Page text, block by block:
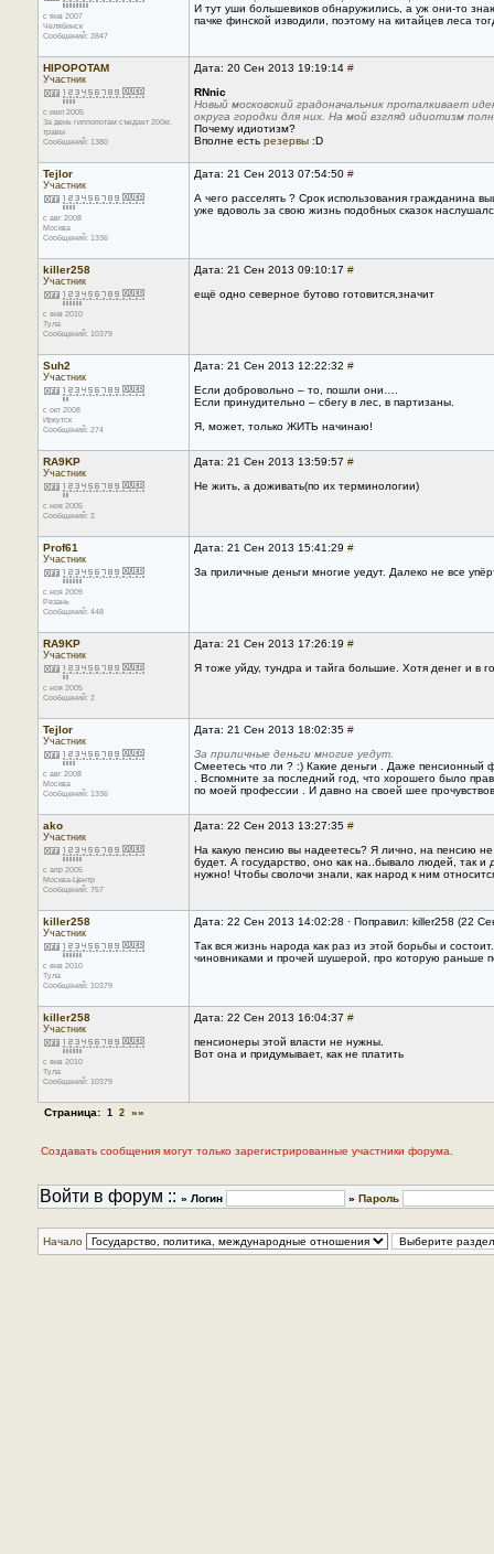
с янв 2007
Челябинск
Сообщений: 2847
И тут уши большевиков обнаружились, а уж они-то
пачке финской изводили, поэтому на китайцев леса
HIPOPOTAM
Участник
с июл 2005
За день гиппопотам съедает 200кг.
травы
Сообщений: 1380
Дата: 20 Сен 2013 19:19:14 #
RNnic
Новый московский градоначальник проталкивает
округа городки для них. На мой взгляд идиотизм
Почему идиотизм?
Вполне есть резервы :D
Tejlor
Участник
с авг 2008
Москва
Сообщений: 1336
Дата: 21 Сен 2013 07:54:50 #
А чего расселять ? Срок использования гражданина
уже вдоволь за свою жизнь подобных сказок
killer258
Участник
с янв 2010
Тула
Сообщений: 10379
Дата: 21 Сен 2013 09:10:17 #
ещё одно северное бутово готовится,значит
Suh2
Участник
с окт 2008
Иркутск
Сообщений: 274
Дата: 21 Сен 2013 12:22:32 #
Если добровольно – то, пошли они….
Если принудительно – сбегу в лес, в партизаны.
Я, может, только ЖИТЬ начинаю!
RA9KP
Участник
с ноя 2005
Сообщений: 2
Дата: 21 Сен 2013 13:59:57 #
Не жить, а доживать(по их терминологии)
Prof61
Участник
с ноя 2009
Рязань
Сообщений: 448
Дата: 21 Сен 2013 15:41:29 #
За приличные деньги многие уедут. Далеко не все
RA9KP
Участник
с ноя 2005
Сообщений: 2
Дата: 21 Сен 2013 17:26:19 #
Я тоже уйду, тундра и тайга большие. Хотя денег и в
Tejlor
Участник
с авг 2008
Москва
Сообщений: 1336
Дата: 21 Сен 2013 18:02:35 #
За приличные деньги многие уедут.
Смеетесь что ли ? :) Какие деньги . Даже
. Вспомните за последний год, что хорошего было
по моей профессии . И давно на своей шее
ako
Участник
с апр 2005
Москва-Центр
Сообщений: 757
Дата: 22 Сен 2013 13:27:35 #
На какую пенсию вы надеетесь? Я лично, на пенсию
будет. А государство, оно как на..бывало людей, так
нужно! Чтобы сволочи знали, как народ к ним
killer258
Участник
с янв 2010
Тула
Сообщений: 10379
Дата: 22 Сен 2013 14:02:28 · Поправил: killer258 (22
Так вся жизнь народа как раз из этой борьбы и
чиновниками и прочей шушерой, про которую раньше
killer258
Участник
с янв 2010
Тула
Сообщений: 10379
Дата: 22 Сен 2013 16:04:37 #
пенсионеры этой власти не нужны.
Вот она и придумывает, как не платить
Страница: 1 2 »»
Создавать сообщения могут только зарегистрированные участники форума.
Войти в форум :: » Логин » Пароль
Начало